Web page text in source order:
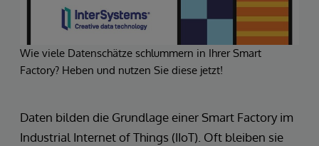
Wie viele Datenschätze schlummern in Ihrer Smart
Factory? Heben und nutzen Sie diese jetzt!
Daten bilden die Grundlage einer Smart Factory im
Industrial Internet of Things (IIoT). Oft bleiben sie